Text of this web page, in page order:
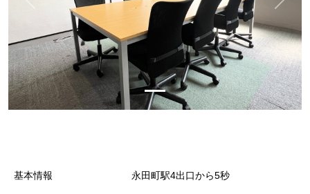
基本情報 永田町駅4出口から5秒